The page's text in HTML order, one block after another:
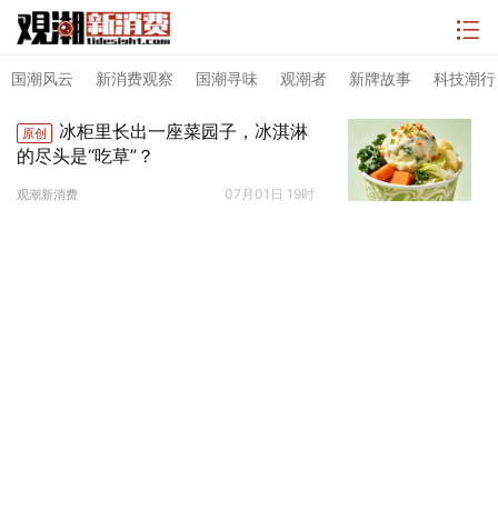
国潮风云 新消费观察 国潮寻味 观潮者 新牌故事 科技潮行
原创
冰柜里长出一座菜园子，冰淇淋
的尽头是“吃草”？
观潮新消费 07月01日 19时